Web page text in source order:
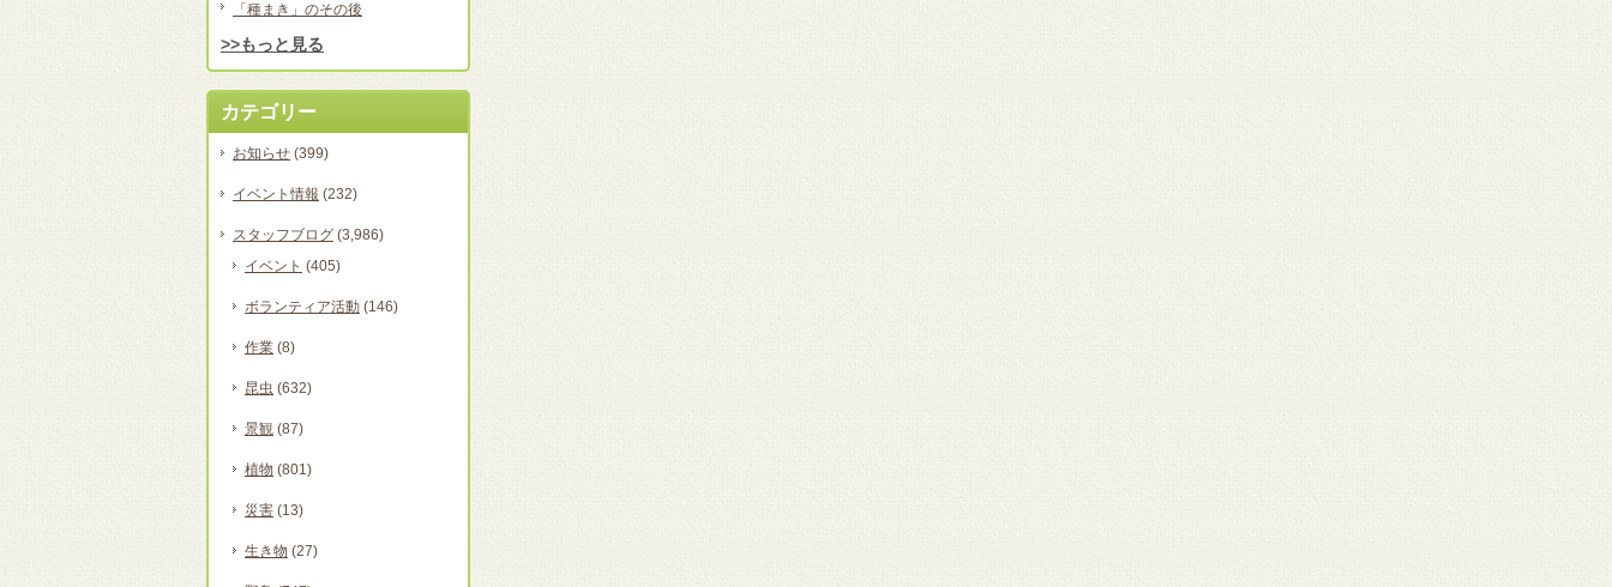
「種まき」のその後
>>もっと見る
カテゴリー
お知らせ (399)
イベント情報 (232)
スタッフブログ (3,986)
イベント (405)
ボランティア活動 (146)
作業 (8)
昆虫 (632)
景観 (87)
植物 (801)
災害 (13)
生き物 (27)